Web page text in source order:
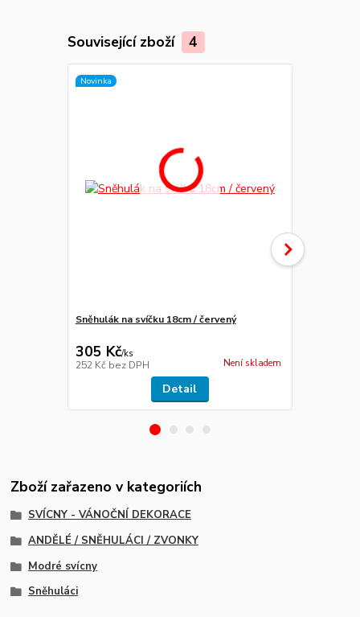
Související zboží 4
Novinka
Sněhulák na svíčku 18cm / červený
305 Kč/ks
252 Kč bez DPH Není skladem
Detail
Zboží zařazeno v kategoriích
SVÍCNY - VÁNOČNÍ DEKORACE
ANDĚLÉ / SNĚHULÁCI / ZVONKY
Modré svícny
Sněhuláci